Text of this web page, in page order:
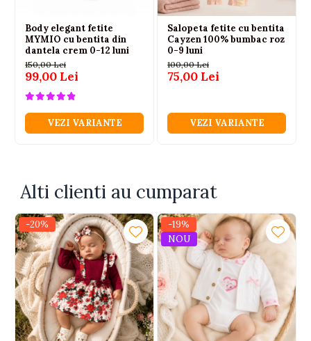
Body elegant fetite
MYMIO cu bentita din
dantela crem 0-12 luni
150,00 Lei
99,00 Lei
VEZI VARIANTE
Salopeta fetite cu bentita
Cayzen 100% bumbac roz
0-9 luni
100,00 Lei
75,00 Lei
VEZI VARIANTE
Alti clienti au cumparat
-20%
-19%
NOU